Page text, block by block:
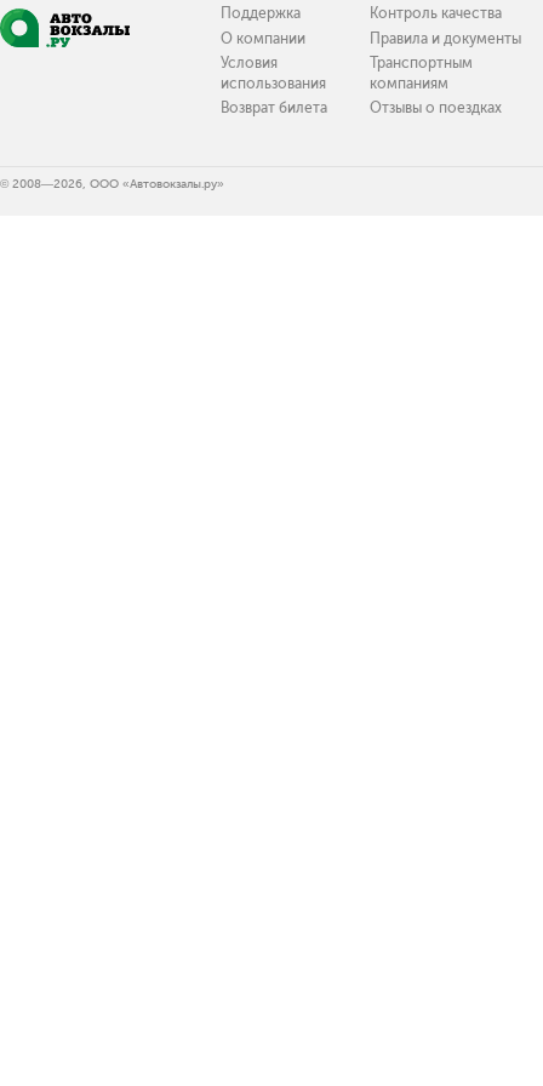
Поддержка
О компании
Условия
использования
Возврат билета
Контроль качества
Правила и документы
Транспортным
компаниям
Отзывы о поездках
© 2008—2026, ООО «Автовокзалы.ру»